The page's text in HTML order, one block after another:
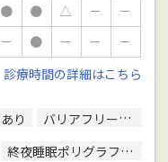
● ● △ －
－
－ ● － －
－
診療時間の詳細はこちら
り バリアフリー対応
終夜睡眠ポリグラフ検査(PSG)